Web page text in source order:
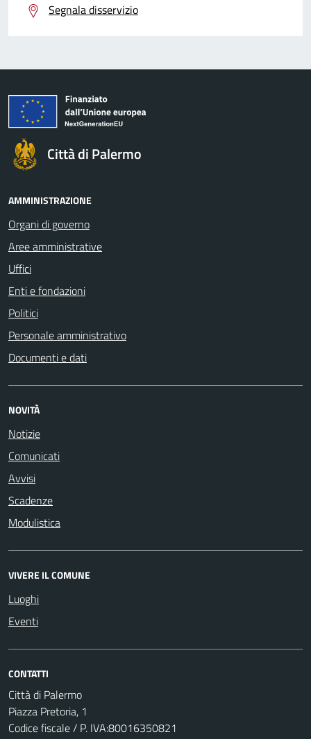
Segnala disservizio
Città di Palermo
AMMINISTRAZIONE
Organi di governo
Aree amministrative
Uffici
Enti e fondazioni
Politici
Personale amministrativo
Documenti e dati
NOVITÀ
Notizie
Comunicati
Avvisi
Scadenze
Modulistica
VIVERE IL COMUNE
Luoghi
Eventi
CONTATTI
Città di Palermo
Piazza Pretoria, 1
Codice fiscale / P. IVA:80016350821